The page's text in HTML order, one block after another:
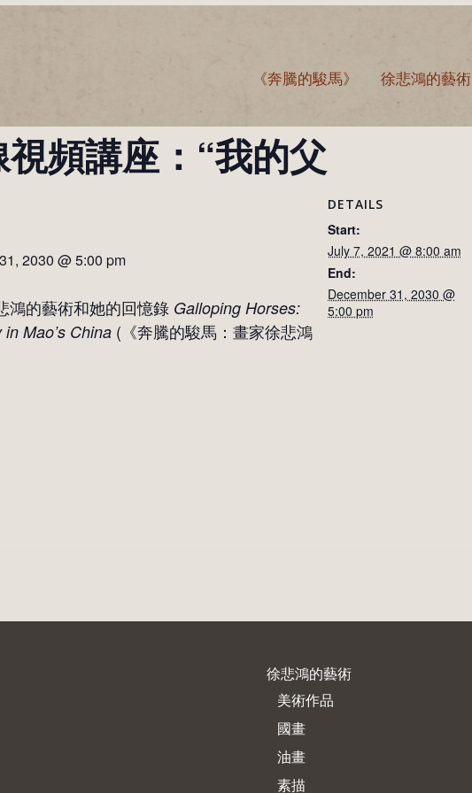
《奔騰的駿馬》 徐悲鴻的藝術
頻講座：“我的父
2030 @ 5:00 pm
鴻的藝術和她的回憶錄 Galloping Horses:
Mao’s China (《奔騰的駿馬：畫家徐悲鴻
DETAILS
Start:
July 7, 2021 @ 8:00 am
End:
December 31, 2030 @
5:00 pm
徐悲鴻的藝術
美術作品
國畫
油畫
素描